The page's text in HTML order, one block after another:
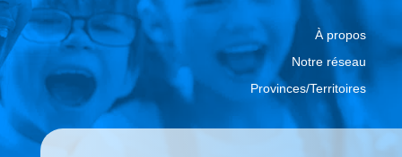
À propos
Notre réseau
Provinces/Territoires